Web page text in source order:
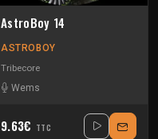
AstroBoy 14
ASTROBOY
Tribecore
Wems
9.63€ TTC